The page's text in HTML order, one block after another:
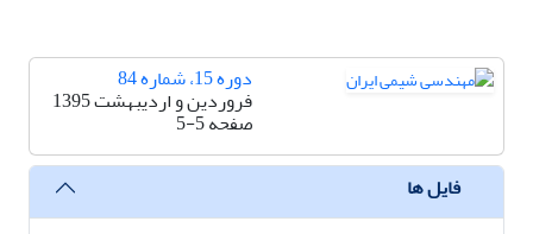
دوره 15، شماره 84
فروردین و اردیبهشت 1395
صفحه5-5
فایل ها